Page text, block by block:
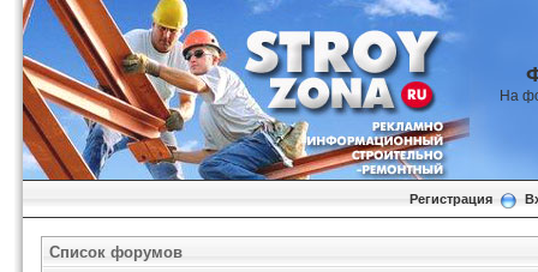
На
Регистрация
Список форумов